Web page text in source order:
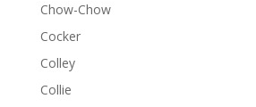
Chow-Chow
Cocker
Colley
Collie